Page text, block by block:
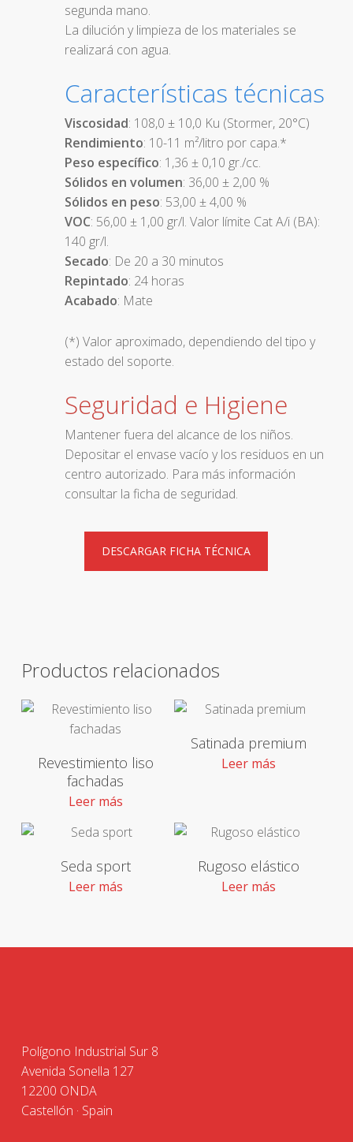
segunda mano.
La dilución y limpieza de los materiales se
realizará con agua.
Características técnicas
Viscosidad: 108,0 ± 10,0 Ku (Stormer, 20°C)
Rendimiento: 10-11 m²/litro por capa.*
Peso específico: 1,36 ± 0,10 gr./cc.
Sólidos en volumen: 36,00 ± 2,00 %
Sólidos en peso: 53,00 ± 4,00 %
VOC: 56,00 ± 1,00 gr/l. Valor límite Cat A/i (BA):
140 gr/l.
Secado: De 20 a 30 minutos
Repintado: 24 horas
Acabado: Mate
(*) Valor aproximado, dependiendo del tipo y
estado del soporte.
Seguridad e Higiene
Mantener fuera del alcance de los niños.
Depositar el envase vacío y los residuos en un
centro autorizado. Para más información
consultar la ficha de seguridad.
DESCARGAR FICHA TÉCNICA
Productos relacionados
Revestimiento liso
fachadas
Leer más
Satinada premium
Leer más
Seda sport
Leer más
Rugoso elástico
Leer más
Polígono Industrial Sur 8
Avenida Sonella 127
12200 ONDA
Castellón · Spain